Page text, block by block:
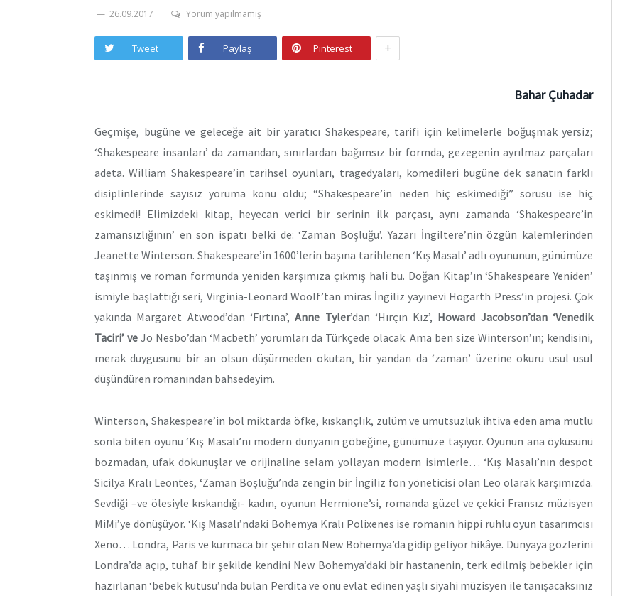
26.09.2017 Yorum yapılmamış
Tweet Paylaş Pinterest +
Bahar Çuhadar
Geçmişe, bugüne ve geleceğe ait bir yaratıcı Shakespeare, tarifi için kelimelerle boğuşmak yersiz;
‘Shakespeare insanları’ da zamandan, sınırlardan bağımsız bir formda, gezegenin ayrılmaz parçaları
adeta. William Shakespeare’in tarihsel oyunları, tragedyaları, komedileri bugüne dek sanatın farklı
disiplinlerinde sayısız yoruma konu oldu; “Shakespeare’in neden hiç eskimediği” sorusu ise hiç
eskimedi! Elimizdeki kitap, heyecan verici bir serinin ilk parçası, aynı zamanda ‘Shakespeare’in
zamansızlığının’ en son ispatı belki de: ‘Zaman Boşluğu’. Yazarı İngiltere’nin özgün kalemlerinden
Jeanette Winterson. Shakespeare’in 1600’lerin başına tarihlenen ‘Kış Masalı’ adlı oyununun, günümüze
taşınmış ve roman formunda yeniden karşımıza çıkmış hali bu. Doğan Kitap’ın ‘Shakespeare Yeniden’
ismiyle başlattığı seri, Virginia-Leonard Woolf’tan miras İngiliz yayınevi Hogarth Press’in projesi. Çok
yakında Margaret Atwood’dan ‘Fırtına’,Anne Tyler’dan ‘Hırçın Kız’, Howard Jacobson’dan ‘Venedik
Taciri’ ve Jo Nesbo’dan ‘Macbeth’ yorumları da Türkçede olacak. Ama ben size Winterson’ın; kendisini,
merak duygusunu bir an olsun düşürmeden okutan, bir yandan da ‘zaman’ üzerine okuru usul usul
düşündüren romanından bahsedeyim.
Winterson, Shakespeare’in bol miktarda öfke, kıskançlık, zulüm ve umutsuzluk ihtiva eden ama mutlu
sonla biten oyunu ‘Kış Masalı’nı modern dünyanın göbeğine, günümüze taşıyor. Oyunun ana öyküsünü
bozmadan, ufak dokunuşlar ve orijinaline selam yollayan modern isimlerle… ‘Kış Masalı’nın despot
Sicilya Kralı Leontes, ‘Zaman Boşluğu’nda zengin bir İngiliz fon yöneticisi olan Leo olarak karşımızda.
Sevdiği –ve ölesiyle kıskandığı- kadın, oyunun Hermione’si, romanda güzel ve çekici Fransız müzisyen
MiMi’ye dönüşüyor. ‘Kış Masalı’ndaki Bohemya Kralı Polixenes ise romanın hippi ruhlu oyun tasarımcısı
Xeno… Londra, Paris ve kurmaca bir şehir olan New Bohemya’da gidip geliyor hikâye. Dünyaya gözlerini
Londra’da açıp, tuhaf bir şekilde kendini New Bohemya’daki bir hastanenin, terk edilmiş bebekler için
hazırlanan ‘bebek kutusu’nda bulan Perdita ve onu evlat edinen yaşlı siyahi müzisyen ile tanışacaksınız